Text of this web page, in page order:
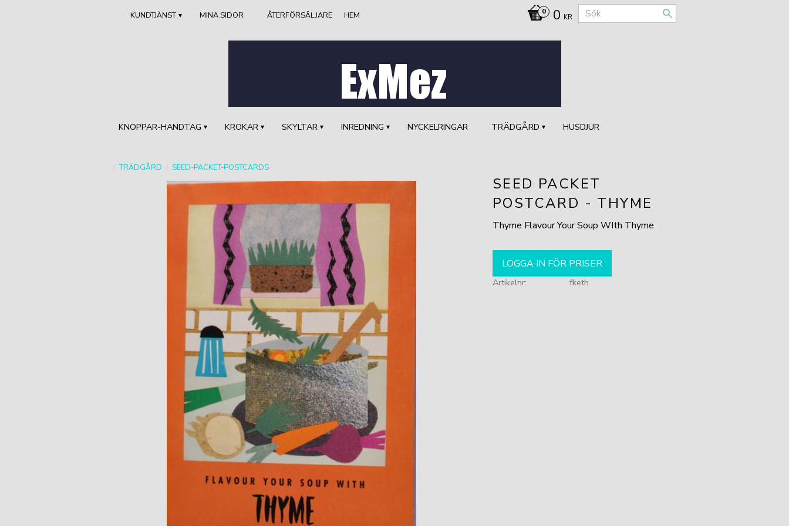
HEM
ÅTERFÖRSÄLJARE
MINA SIDOR
KUNDTJÄNST 0 KR
KNOPPAR-HANDTAG KROKAR SKYLTAR INREDNING NYCKELRINGAR TRÄDGÅRD HUSDJUR
TRÄDGÅRD SEED-PACKET-POSTCARDS
SEED PACKET
POSTCARD - THYME
Thyme Flavour Your Soup WIth Thyme
LOGGA IN FÖR PRISER
Artikelnr fketh